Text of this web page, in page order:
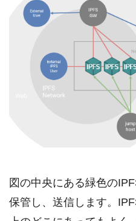
図の中央にある緑色の
保管し、送信します。